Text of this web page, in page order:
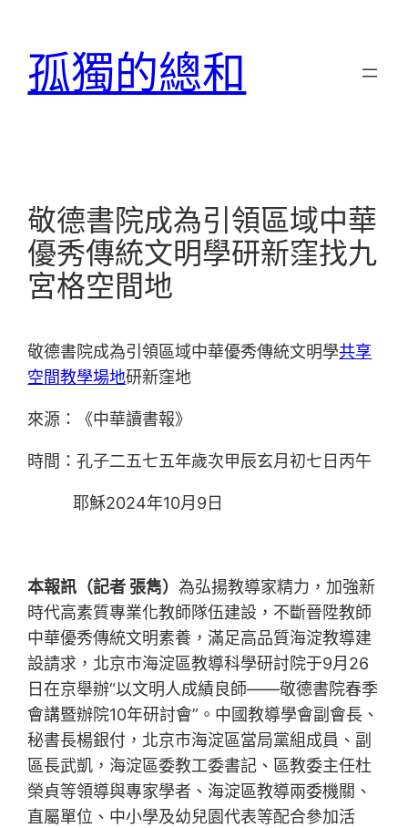
孤獨的總和
敬德書院成為引領區域中華
優秀傳統文明學研新窪找九
宮格空間地
敬德書院成為引領區域中華優秀傳統文明學共享
空間教學場地研新窪地
來源：《中華讀書報》
時間：孔子二五七五年歲次甲辰玄月初七日丙午
耶穌2024年10月9日
本報訊（記者 張雋）為弘揚教導家精力，加強新
時代高素質專業化教師隊伍建設，不斷晉陞教師
中華優秀傳統文明素養，滿足高品質海淀教導建
設請求，北京市海淀區教導科學研討院于9月26
日在京舉辦“以文明人成績良師——敬德書院春季
會講暨辦院10年研討會”。中國教導學會副會長、
秘書長楊銀付，北京市海淀區當局黨組成員、副
區長武凱，海淀區委教工委書記、區教委主任杜
榮貞等領導與專家學者、海淀區教導兩委機關、
直屬單位、中小學及幼兒園代表等配合參加活